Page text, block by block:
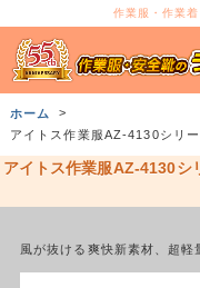
作業服・作業
ホーム
アイトス作業服AZ-4130シリ
アイトス作業服AZ-4130
風が抜ける爽快新素材、超軽